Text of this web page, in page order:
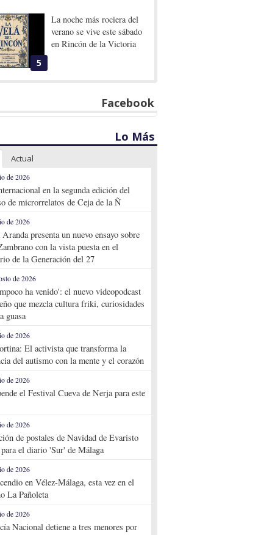
5
La noche más rociera del
verano se vive este sábado
en Rincón de la Victoria
Facebook
Lo Más
Actual
de 2026
en la segunda edición del
de microrrelatos de Ceja de la Ñ
de 2026
presenta un nuevo ensayo sobre
con la vista puesta en el
de la Generación del 27
de 2026
ha venido': el nuevo videopodcast
que mezcla cultura friki, curiosidades
guasa
de 2026
El activista que transforma la
del autismo con la mente y el corazón
de 2026
el Festival Cueva de Nerja para este
de 2026
de postales de Navidad de Evaristo
el diario 'Sur' de Málaga
de 2026
en Vélez-Málaga, esta vez en el
La Pañoleta
de 2026
Nacional detiene a tres menores por